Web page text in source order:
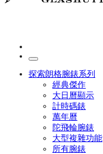
探索朗格腕錶系列
經典傑作
大日曆顯示
計時碼錶
萬年曆
陀飛輪腕錶
大型複雜功能
所有腕錶